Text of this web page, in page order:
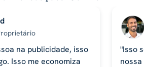
na publicidade, isso
Isso me economiza
"Isso